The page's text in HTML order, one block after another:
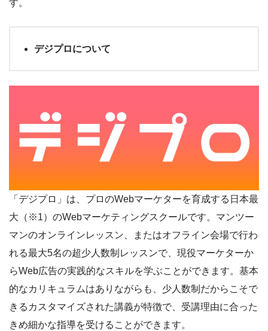
す。
デジプロについて
「デジプロ」は、プロのWebマーケターを育成する日本最
大（※1）のWebマーケティングスクールです。マンツー
マンのオンラインレッスン、またはオフライン会場で行わ
れる最大5名の超少人数制レッスンで、現役マーケターか
らWeb広告の実践的なスキルを学ぶことができます。基本
的なカリキュラムはありながらも、少人数制だからこそで
きるカスタマイズされた講義が特徴で、受講理由に合った
きめ細かな指導を受けることができます。